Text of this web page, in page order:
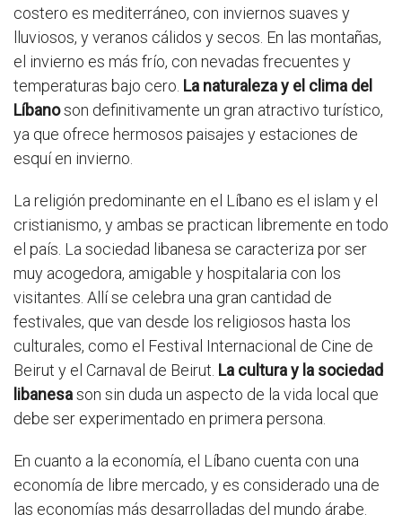
costero es mediterráneo, con inviernos suaves y
lluviosos, y veranos cálidos y secos. En las montañas,
el invierno es más frío, con nevadas frecuentes y
temperaturas bajo cero. La naturaleza y el clima del
Líbanoson definitivamente un gran atractivo turístico,
ya que ofrece hermosos paisajes y estaciones de
esquí en invierno.
La religión predominante en el Líbano es el islam y el
cristianismo, y ambas se practican libremente en todo
el país. La sociedad libanesa se caracteriza por ser
muy acogedora, amigable y hospitalaria con los
visitantes. Allí se celebra una gran cantidad de
festivales, que van desde los religiosos hasta los
culturales, como el Festival Internacional de Cine de
Beirut y el Carnaval de Beirut. La cultura y la sociedad
libanesason sin duda un aspecto de la vida local que
debe ser experimentado en primera persona.
En cuanto a la economía, el Líbano cuenta con una
economía de libre mercado, y es considerado una de
las economías más desarrolladas del mundo árabe.